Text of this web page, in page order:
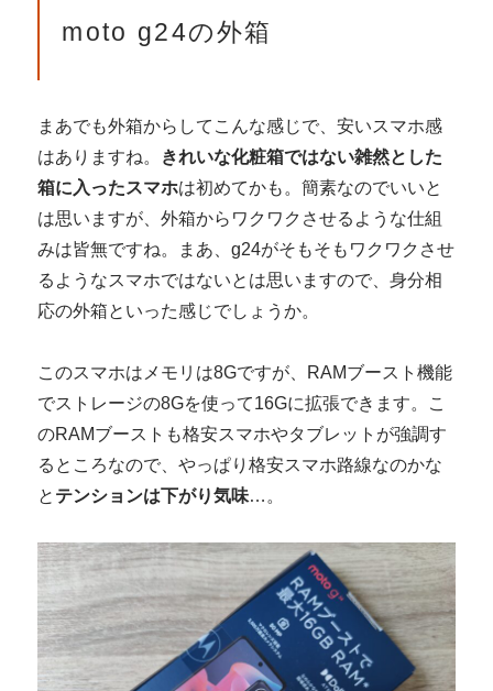
moto g24の外箱
まあでも外箱からしてこんな感じで、安いスマホ感
はありますね。 きれいな化粧箱ではない雑然とした
箱に入ったスマホは初めてかも。簡素なのでいいと
は思いますが、外箱からワクワクさせるような仕組
みは皆無ですね。まあ、g24がそもそもワクワクさせ
るようなスマホではないとは思いますので、身分相
応の外箱といった感じでしょうか。
このスマホはメモリは8Gですが、RAMブースト機能
でストレージの8Gを使って16Gに拡張できます。こ
のRAMブーストも格安スマホやタブレットが強調す
るところなので、やっぱり格安スマホ路線なのかな
と テンションは下がり気味…。